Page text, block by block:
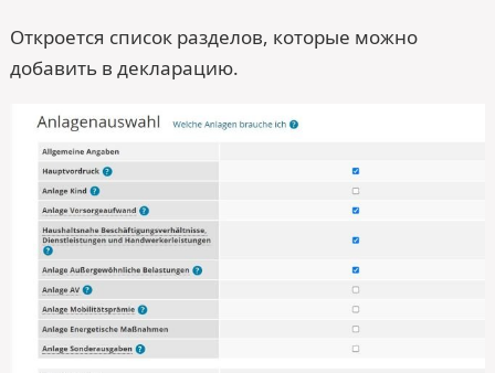
Откроется список разделов, которые можно
добавить в декларацию.